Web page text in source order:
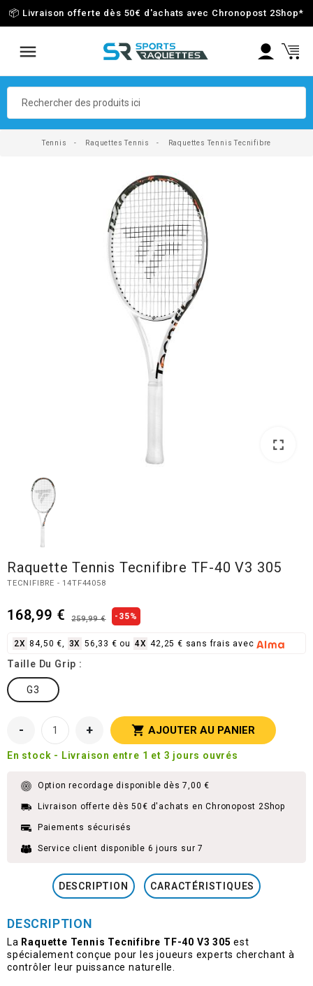
📦 Livraison offerte dès 50€ d'achats avec Chronopost 2Shop*
Tennis Raquettes Tennis Raquettes Tennis Tecnifibre
fullscreen
Raquette Tennis Tecnifibre TF-40 V3 305
TECNIFIBRE - 14TF44058
168,99 € 259,99 € -35%
2X 84,50 €, 3X 56,33 € ou 4X 42,25 € sans frais avec
Taille Du Grip :
G3
- +  AJOUTER AU PANIER
En stock - Livraison entre 1 et 3 jours ouvrés
Option recordage disponible dès 7,00 €
Livraison offerte dès 50€ d'achats en Chronopost 2Shop
Paiements sécurisés
Service client disponible 6 jours sur 7
DESCRIPTION CARACTÉRISTIQUES
DESCRIPTION
La Raquette Tennis Tecnifibre TF-40 V3 305 est
spécialement conçue pour les joueurs experts cherchant à
contrôler leur puissance naturelle.